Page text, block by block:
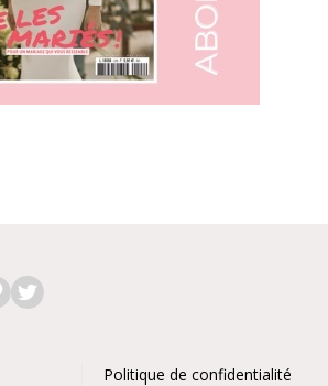
Politique de confidentialité